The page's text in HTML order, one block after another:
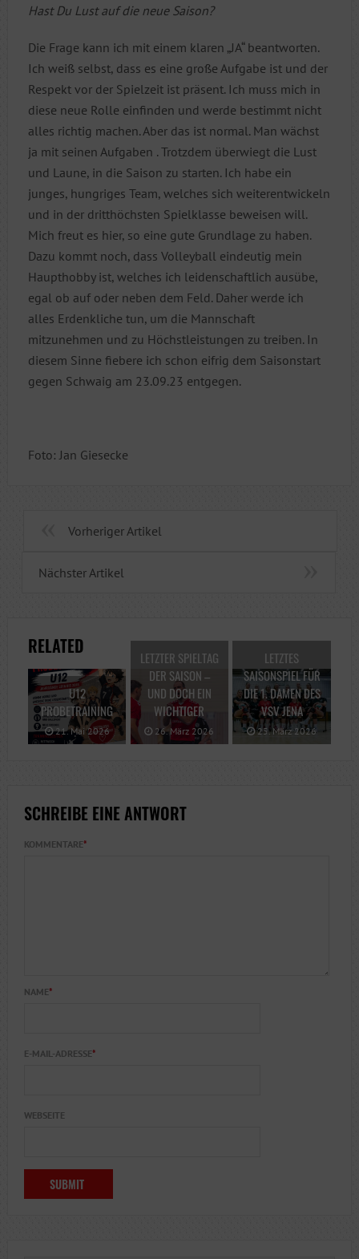
Hast Du Lust auf die neue Saison?
Die Frage kann ich mit einem klaren „JA“ beantworten.
Ich weiß selbst, dass es eine große Aufgabe ist und der
Respekt vor der Spielzeit ist präsent. Ich muss mich in
diese neue Rolle einfinden und werde bestimmt nicht
alles richtig machen. Aber das ist normal. Man wächst
ja mit seinen Aufgaben . Trotzdem überwiegt die Lust
und Laune, in die Saison zu starten. Ich habe ein
junges, hungriges Team, welches sich weiterentwickeln
und in der dritthöchsten Spielklasse beweisen will.
Mich freut es hier, so eine gute Grundlage zu haben.
Dazu kommt noch, dass Volleyball eindeutig mein
Haupthobby ist, welches ich leidenschaftlich ausübe,
egal ob auf oder neben dem Feld. Daher werde ich
alles Erdenkliche tun, um die Mannschaft
mitzunehmen und zu Höchstleistungen zu treiben. In
diesem Sinne fiebere ich schon eifrig dem Saisonstart
gegen Schwaig am 23.09.23 entgegen.
Foto: Jan Giesecke
Vorheriger Artikel
Nächster Artikel
RELATED
U12
PROBETRAINING
21. Mai 2026
LETZTER SPIELTAG
DER SAISON –
UND DOCH EIN
WICHTIGER
26. März 2026
LETZTES
SAISONSPIEL FÜR
DIE 1. DAMEN DES
VSV JENA
25. März 2026
SCHREIBE EINE ANTWORT
KOMMENTARE*
NAME*
E-MAIL-ADRESSE*
WEBSEITE